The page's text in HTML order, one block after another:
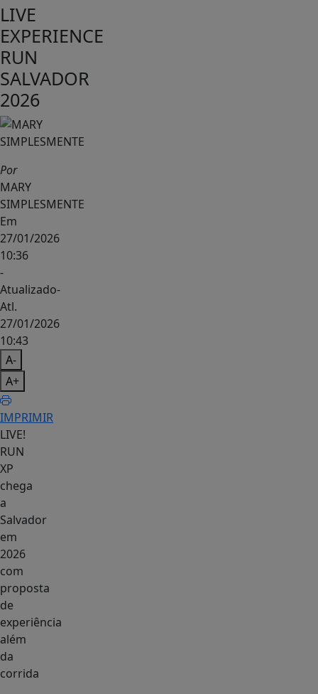
LIVE
EXPERIENCE
RUN
SALVADOR
2026
Por
MARY
SIMPLESMENTE
Em
27/01/2026
10:36
-
Atualizado-
Atl.
27/01/2026
10:43
A-
A+
IMPRIMIR
LIVE!
RUN
XP
chega
a
Salvador
em
2026
com
proposta
de
experiência
além
da
corrida